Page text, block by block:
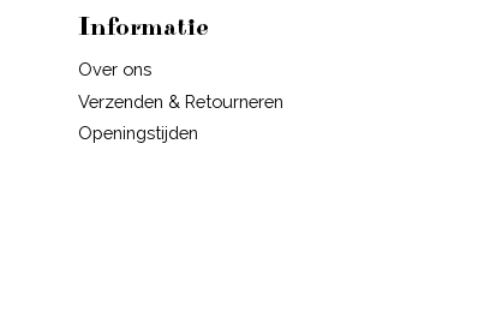
Informatie
Over ons
Verzenden & Retourneren
Openingstijden